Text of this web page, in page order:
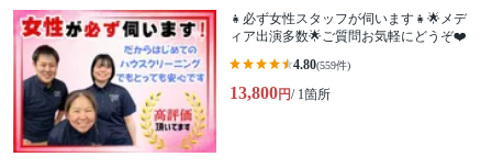
👧必ず女性スタッフが伺います👧🌟メデ
ィア出演多数🌟ご質問お気軽にどうぞ❤️
4.80(559件)
13,800円/ 1箇所